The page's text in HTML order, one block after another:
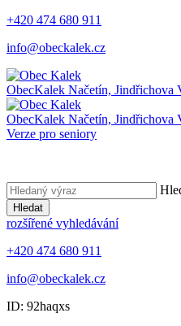
+420 474 680 911
info@obeckalek.cz
ObecKalek Načetín, Jindřichova
ObecKalek Načetín, Jindřichova
Verze pro seniory
Hledat
rozšířené vyhledávání
+420 474 680 911
info@obeckalek.cz
ID: 92haqxs